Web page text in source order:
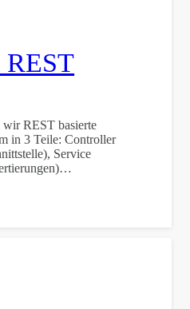
REST
wir REST basierte
in 3 Teile: Controller
Service